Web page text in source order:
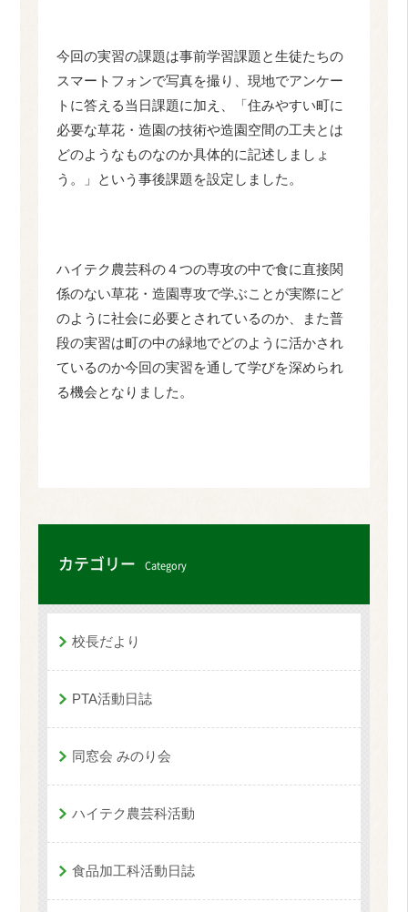
今回の実習の課題は事前学習課題と生徒たちの
スマートフォンで写真を撮り、現地でアンケー
トに答える当日課題に加え、「住みやすい町に
必要な草花・造園の技術や造園空間の工夫とは
どのようなものなのか具体的に記述しましょ
う。」という事後課題を設定しました。
ハイテク農芸科の４つの専攻の中で食に直接関
係のない草花・造園専攻で学ぶことが実際にど
のように社会に必要とされているのか、また普
段の実習は町の中の緑地でどのように活かされ
ているのか今回の実習を通して学びを深められ
る機会となりました。
カテゴリー Category
校長だより
PTA活動日誌
同窓会 みのり会
ハイテク農芸科活動
食品加工科活動日誌